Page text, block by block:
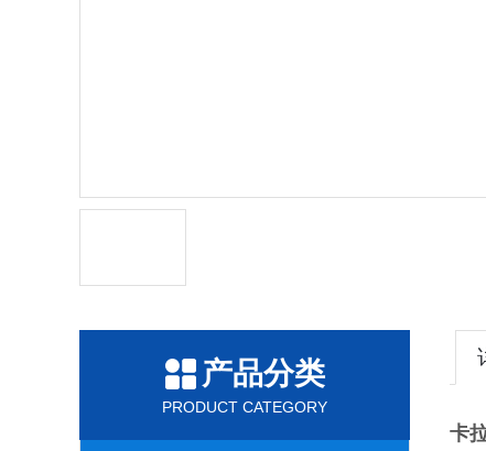
产品分类
PRODUCT CATEGORY
卡